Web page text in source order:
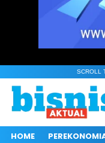
SCROLL
HOME